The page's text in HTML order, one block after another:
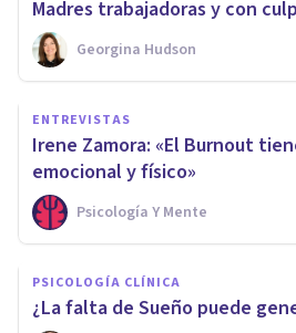
Madres trabajadoras y con
Georgina Hudson
ENTREVISTAS
Irene Zamora: «El Burnout
emocional y físico»
Psicología Y Mente
PSICOLOGÍA CLÍNICA
¿La falta de Sueño puede